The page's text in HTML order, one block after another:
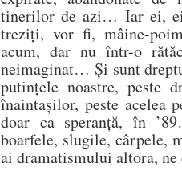
tinerilor de azi… Iar ei,
treziți, vor fi, mâine-
acum, dar nu într-o
neimaginat… Și sunt
putințele noastre, peste
înaintașilor, peste acelea
doar ca speranță, în
boarfele, slugile, cârpele,
ai dramatismului altora,